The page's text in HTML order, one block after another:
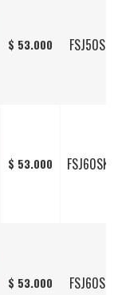
$ 53.000
$ 53.000
$ 53.000